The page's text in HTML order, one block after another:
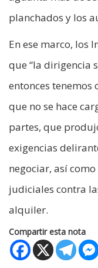
planchados y los
En ese marco, los
que “la dirigencia
entonces tenemos
que no se hace
partes, que
exigencias
negociar, así
judiciales contra
alquiler.
Compartir esta nota